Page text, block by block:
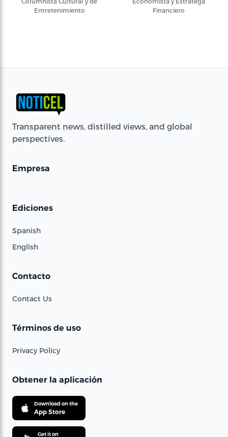
Entretenimiento
Financiero
Transparent news, distilled views, and global
perspectives.
Empresa
Ediciones
Spanish
English
Contacto
Contact Us
Términos de uso
Privacy Policy
Obtener la aplicación
Download on the
App Store
Get it on